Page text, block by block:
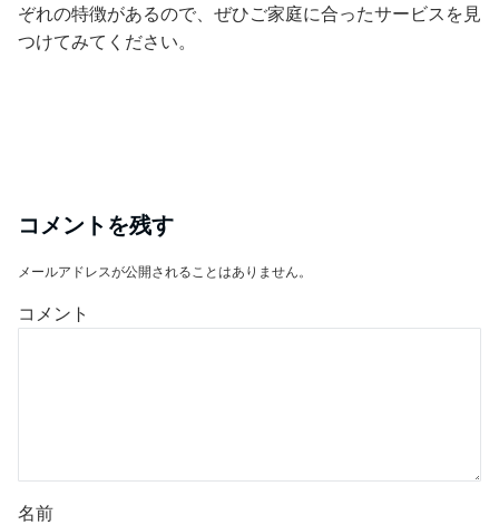
ぞれの特徴があるので、ぜひご家庭に合ったサービスを見
つけてみてください。
コメントを残す
メールアドレスが公開されることはありません。
コメント
名前